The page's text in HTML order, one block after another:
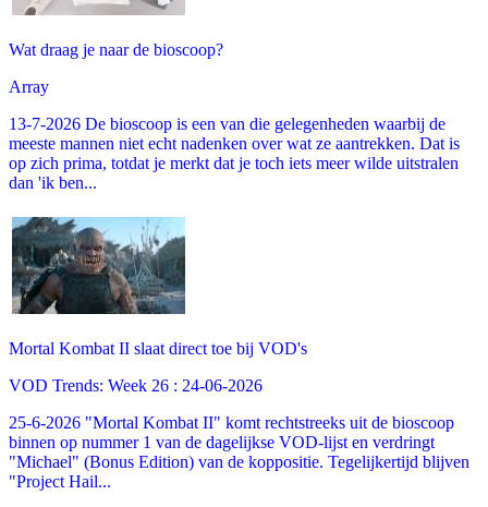
Wat draag je naar de bioscoop?
Array
13-7-2026 De bioscoop is een van die gelegenheden waarbij de
meeste mannen niet echt nadenken over wat ze aantrekken. Dat is
op zich prima, totdat je merkt dat je toch iets meer wilde uitstralen
dan 'ik ben...
Mortal Kombat II slaat direct toe bij VOD's
VOD Trends: Week 26 : 24-06-2026
25-6-2026 "Mortal Kombat II" komt rechtstreeks uit de bioscoop
binnen op nummer 1 van de dagelijkse VOD-lijst en verdringt
"Michael" (Bonus Edition) van de koppositie. Tegelijkertijd blijven
"Project Hail...